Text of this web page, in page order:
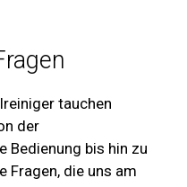
tauchen
der
Bedienung bis hin zu
Fragen, die uns am